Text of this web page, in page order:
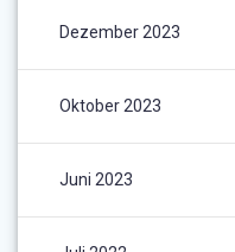
Dezember 2023
Oktober 2023
Juni 2023